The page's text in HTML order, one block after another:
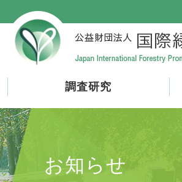
調査研究
お知らせ